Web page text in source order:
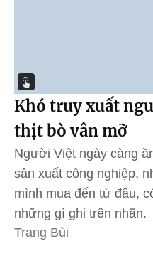
Khó truy xuất
thịt bò vân mỡ
Người Việt ngày càng
sản xuất công nghiệp,
mình mua đến từ đâu,
những gì ghi trên nhãn.
Trang Bùi